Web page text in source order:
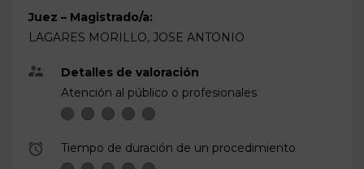
Juez – Magistrado/a:
LAGARES MORILLO, JOSE ANTONIO
Detalles de valoración
Atención al público o profesionales
Tiempo de duración de un procedimiento